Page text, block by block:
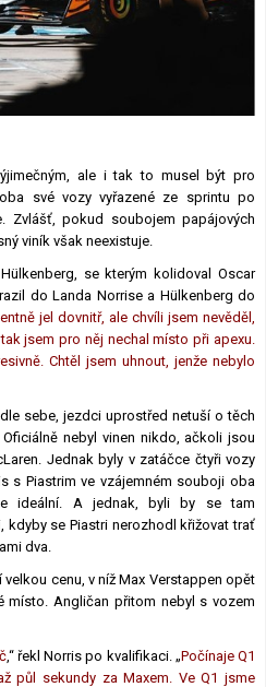
ale i tak to musel být pro
své vozy vyřazené ze sprintu po
Zvlášť, pokud soubojem papájových
viník však neexistuje.
se kterým kolidoval Oscar
do Landa Norrise a Hülkenberg do
jel dovnitř, ale chvíli jsem nevěděl,
jsem pro něj nechal místo při apexu.
Chtěl jsem uhnout, jenže nebylo
sebe, jezdci uprostřed netuší o těch
nebyl vinen nikdo, ačkoli jsou
Jednak byly v zatáčce čtyři vozy
s Piastrim ve vzájemném souboji oba
ideální. A jednak, byli by se tam
kdyby se Piastri nerozhodl křižovat trať
dva.
cenu, v níž Max Verstappen opět
místo. Angličan přitom nebyl s vozem
,“ řekl Norris po kvalifikaci. „Počínaje Q1
půl sekundy za Maxem. Ve Q1 jsme